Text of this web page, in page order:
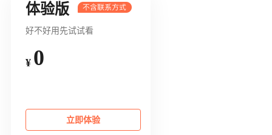
体验版
好不好用先试试看
¥ 0
立即体验